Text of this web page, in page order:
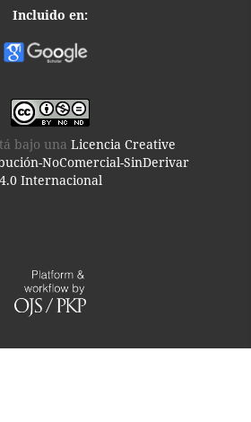
Incluido en:
bajo una Licencia Creative
NoComercial-SinDerivar
4.0 Internacional